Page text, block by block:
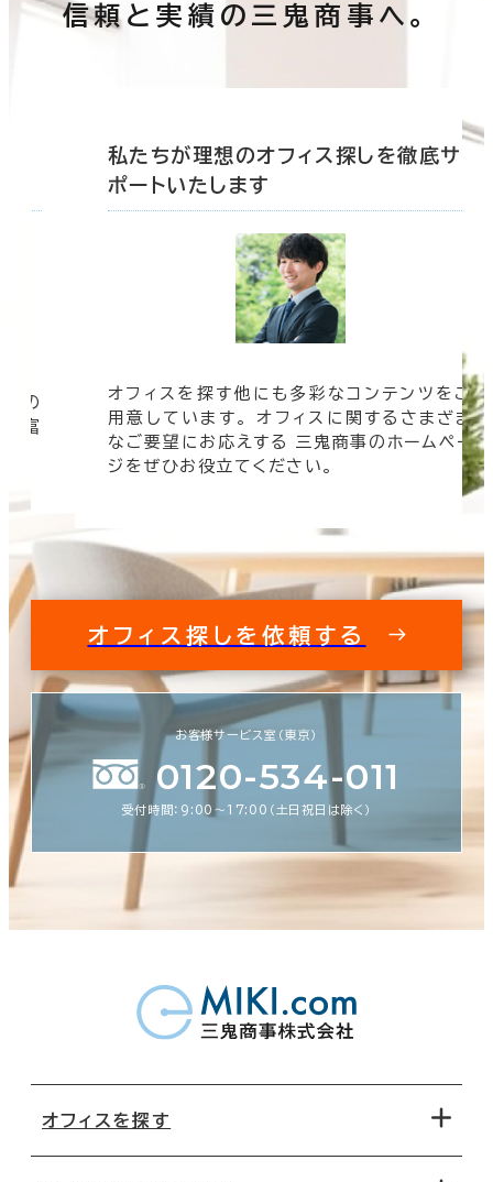
信頼と実績の三鬼商事へ。
の
豊富
私たちが理想のオフィス探しを徹底サ
ポートいたします
オフィスを探す他にも多彩なコンテンツをご
用意しています。 オフィスに関するさまざま
なご要望にお応えする 三鬼商事のホームペー
ジをぜひお役立てください。
オフィス探しを依頼する
お客様サービス室（東京）
0120-534-011
受付時間：9:00〜17:00（土日祝日は除く）
オフィスを探す